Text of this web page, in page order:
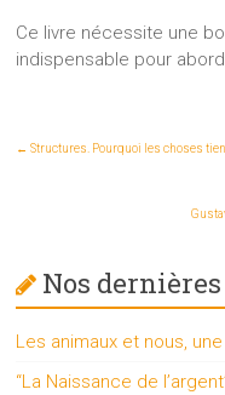
Ce livre nécessite une
indispensable pour
← Structures. Pourquoi les choses
Nos
Les animaux et nous,
“La Naissance de